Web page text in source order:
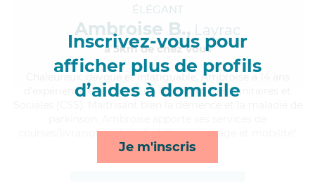
Inscrivez-vous pour
afficher plus de profils
d’aides à domicile
Je m'inscris
ÉLÉGANT
Ambroise B., Layrac
à 5km de chez Vous
, dévoué et infatiguable, Ambroise a 14 ans
d'expérience et possède un BEP Carrières Sanitaires et
courses/livraison, toilette/habillage, ménage et mobilité*